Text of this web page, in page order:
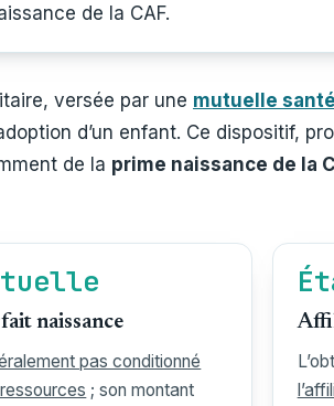
de la CAF.
versée par une mutuelle santé
d’un enfant. Ce dispositif,
de la prime naissance de la
naissance
pas conditionné
; son montant